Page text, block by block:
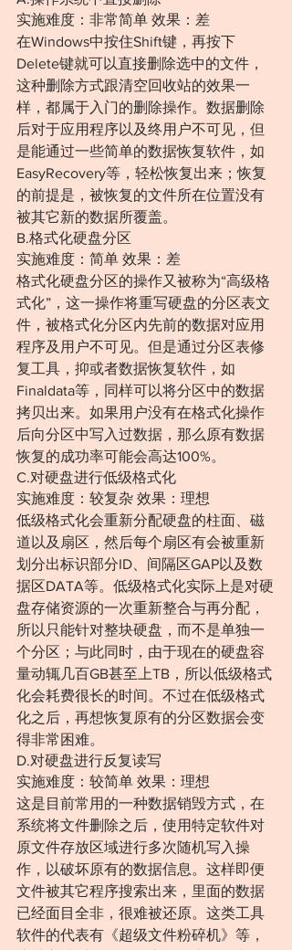
实施难度：非常简单 效果：差
在Windows中按住Shift键，再按下
Delete键就可以直接删除选中的文件，
这种删除方式跟清空回收站的效果一
样，都属于入门的删除操作。数据删除
后对于应用程序以及终用户不可见，但
是能通过一些简单的数据恢复软件，如
EasyRecovery等，轻松恢复出来；恢复
的前提是，被恢复的文件所在位置没有
被其它新的数据所覆盖。
B.格式化硬盘分区
实施难度：简单 效果：差
格式化硬盘分区的操作又被称为“高级格
式化”，这一操作将重写硬盘的分区表文
件，被格式化分区内先前的数据对应用
程序及用户不可见。但是通过分区表修
复工具，抑或者数据恢复软件，如
Finaldata等，同样可以将分区中的数据
拷贝出来。如果用户没有在格式化操作
后向分区中写入过数据，那么原有数据
恢复的成功率可能会高达100%。
C.对硬盘进行低级格式化
实施难度：较复杂 效果：理想
低级格式化会重新分配硬盘的柱面、磁
道以及扇区，然后每个扇区有会被重新
划分出标识部分ID、间隔区GAP以及数
据区DATA等。低级格式化实际上是对硬
盘存储资源的一次重新整合与再分配，
所以只能针对整块硬盘，而不是单独一
个分区；与此同时，由于现在的硬盘容
量动辄几百GB甚至上TB，所以低级格式
化会耗费很长的时间。不过在低级格式
化之后，再想恢复原有的分区数据会变
得非常困难。
D.对硬盘进行反复读写
实施难度：较简单 效果：理想
这是目前常用的一种数据销毁方式，在
系统将文件删除之后，使用特定软件对
原文件存放区域进行多次随机写入操
作，以破坏原有的数据信息。这样即便
文件被其它程序搜索出来，里面的数据
已经面目全非，很难被还原。这类工具
软件的代表有《超级文件粉碎机》等，